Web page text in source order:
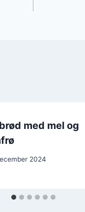
med mel og
2024